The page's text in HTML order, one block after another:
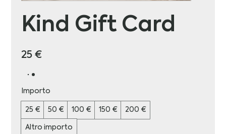
Kind Gift Card
25 €
Importo
25 € 50 € 100 € 150 € 200 €
Altro importo